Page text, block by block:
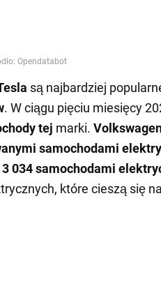
są najbardziej
. W ciągu pięciu miesięcy
tej marki.
samochodami elektry
3 034 samochodami
które cieszą się